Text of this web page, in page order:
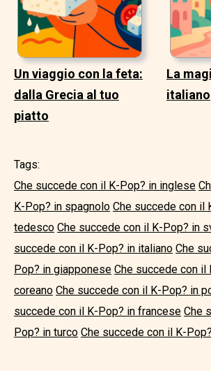
Un viaggio con la feta:
dalla Grecia al tuo
piatto
La
italiano
Tags:
Che succede con il K-Pop? in inglese
K-Pop? in spagnolo Che succede con il
tedesco Che succede con il K-Pop? in
succede con il K-Pop? in italiano Che
Pop? in giapponese Che succede con il
coreano Che succede con il K-Pop? in
succede con il K-Pop? in francese Che
Pop? in turco Che succede con il K-